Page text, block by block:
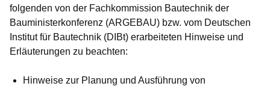
folgenden von der Fachkommission Bautechnik der
Bauministerkonferenz (ARGEBAU) bzw. vom Deutschen
Institut für Bautechnik (DIBt) erarbeiteten Hinweise und
Erläuterungen zu beachten:
Hinweise zur Planung und Ausführung von